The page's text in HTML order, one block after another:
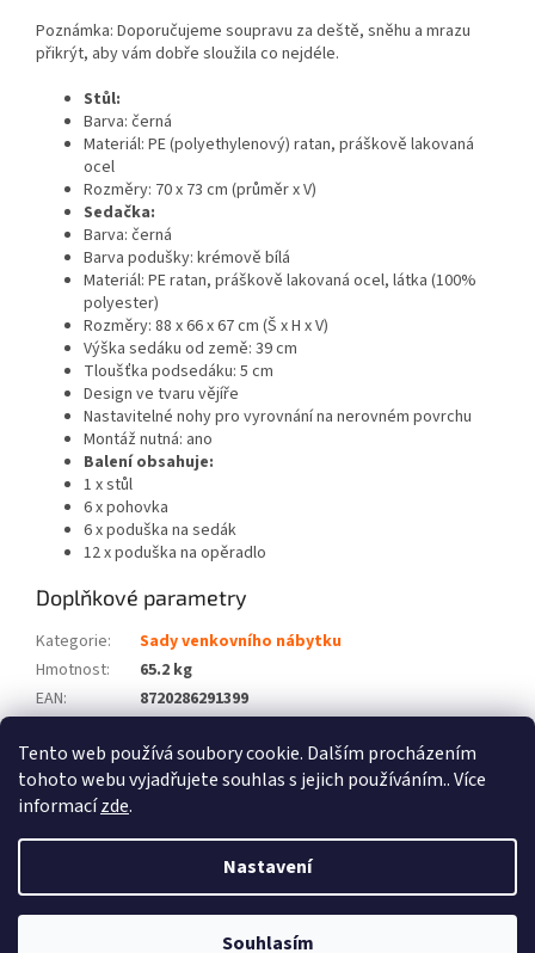
Tento web používá soubory cookie. Dalším procházením
tohoto webu vyjadřujete souhlas s jejich používáním.. Více
informacízde.
Nastavení
Souhlasím
Poznámka: Doporučujeme soupravu za deště, sněhu a mrazu
přikrýt, aby vám dobře sloužila co nejdéle.
Stůl:
Barva: černá
Materiál: PE (polyethylenový) ratan, práškově lakovaná
ocel
Rozměry: 70 x 73 cm (průměr x V)
Sedačka:
Barva: černá
Barva podušky: krémově bílá
Materiál: PE ratan, práškově lakovaná ocel, látka (100%
polyester)
Rozměry: 88 x 66 x 67 cm (Š x H x V)
Výška sedáku od země: 39 cm
Tloušťka podsedáku: 5 cm
Design ve tvaru vějíře
Nastavitelné nohy pro vyrovnání na nerovném povrchu
Montáž nutná: ano
Balení obsahuje:
1 x stůl
6 x pohovka
6 x poduška na sedák
12 x poduška na opěradlo
Doplňkové parametry
Kategorie:
Sady venkovního nábytku
Hmotnost:
65.2 kg
EAN:
8720286291399
Počet balíků: 4
Vytvořil Shoptet
Zboží XL. Všechna práva vyhrazena.